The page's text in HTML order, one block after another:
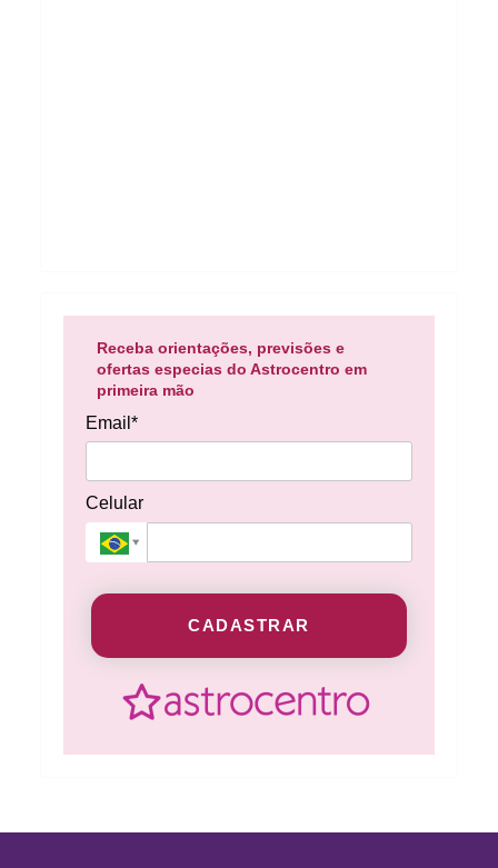
Receba orientações, previsões e
ofertas especias do Astrocentro em
primeira mão
Email*
Celular
CADASTRAR